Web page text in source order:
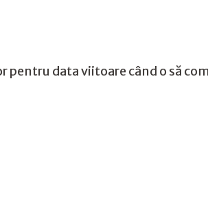
data viitoare când o să